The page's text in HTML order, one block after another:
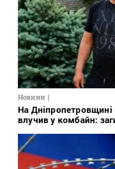
Новини
На Дніпропетровщині
влучив у комбайн: